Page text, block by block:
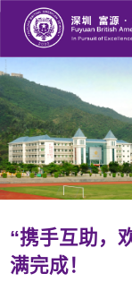
“携手互助，
满完成！